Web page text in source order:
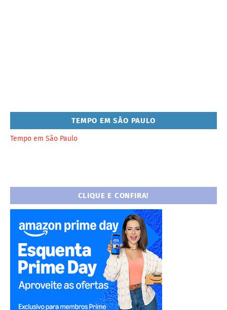
TEMPO EM SÃO PAULO
Tempo em São Paulo
CLIQUE E CONFIRA!